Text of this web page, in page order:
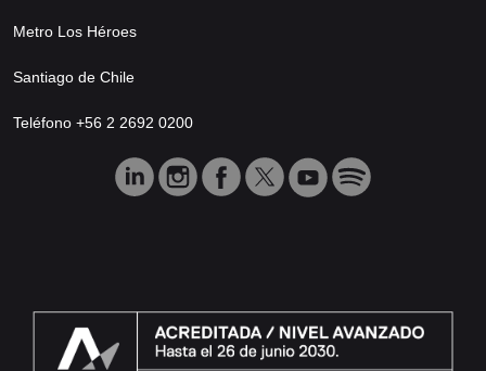
Metro Los Héroes
Santiago de Chile
Teléfono +56 2 2692 0200